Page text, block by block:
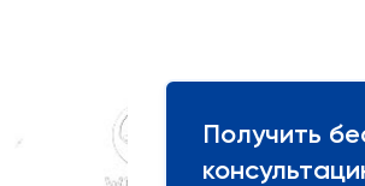
Получить